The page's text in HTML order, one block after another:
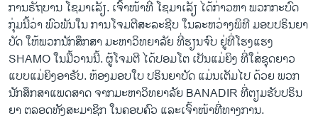
ການຣັຖບານ ໂຊມາເລັຽ. ເຈົ້າໜ້າທີ່ ໂຊມາເລັຽ ໄດ້ກ່າວຫາ ພວກກະບົດ
ກຸ່ມນີ້ວ່າ ພົວພັນໃນ ການໂຈມຕີສະລະຊີບ ໃນລະຫວ່າງພິທີ ມອບປຣິນຍາ
ບັດ ໃຫ້ພວກນັກສຶກສາ ມະຫາວິທຍາລັຍ ທີ່ຮຽນຈົບ ຢູ່ທີ່ໂຮງແຮງ
SHAMO ໃນມື້ວານນີ້. ຜູ້ໂຈມຕີ ໄດ້ປອມໂຕ ເປັນແມ່ຍິງ ທີ່ໃສ່ຊຸດຍາວ
ແບບແມ່ຍິງອາຣັບ. ຫ້ອງມອບໃບ ປຣິນຍາບັດ ແມ່ນເຕັມໄປ ດ້ວຍ ພວກ
ນັກສຶກສາແພດສາດ ຈາກມະຫາວິທຍາລັຍ BANADIR ທີ່ຕຽມຮັບປຣິນ
ຍາ ຕລອດທັງສະມາຊິກ ໃນຄອບຄົວ ແລະເຈົ້າໜ້າທີ່ທາງການ.